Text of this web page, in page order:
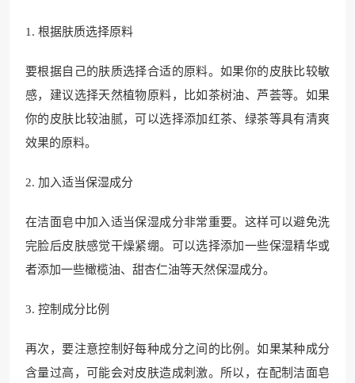
1. 根据肤质选择原料
要根据自己的肤质选择合适的原料。如果你的皮肤比较敏
感，建议选择天然植物原料，比如茶树油、芦荟等。如果
你的皮肤比较油腻，可以选择添加红茶、绿茶等具有清爽
效果的原料。
2. 加入适当保湿成分
在洁面皂中加入适当保湿成分非常重要。这样可以避免洗
完脸后皮肤感觉干燥紧绷。可以选择添加一些保湿精华或
者添加一些橄榄油、甜杏仁油等天然保湿成分。
3. 控制成分比例
再次，要注意控制好每种成分之间的比例。如果某种成分
含量过高，可能会对皮肤造成刺激。所以，在配制洁面皂